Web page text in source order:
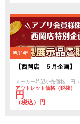
05月14日
【西岡店 ５月企画】
メーカー希望小売価格 円
アウトレット価格（税抜）
円
（税込）円